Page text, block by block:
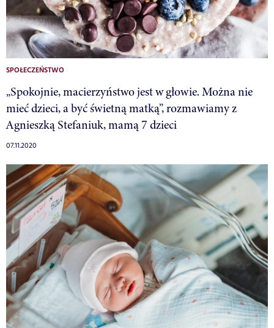
SPOŁECZEŃSTWO
„Spokojnie, macierzyństwo jest w głowie. Można nie
mieć dzieci, a być świetną matką”, rozmawiamy z
Agnieszką Stefaniuk, mamą 7 dzieci
07.11.2020